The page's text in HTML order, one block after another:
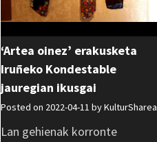
‘Artea oinez’ erakusketa
Iruñeko Kondestable
jauregian ikusgai
Posted on 2022-04-11 byKulturSharea
Lan gehienak korronte